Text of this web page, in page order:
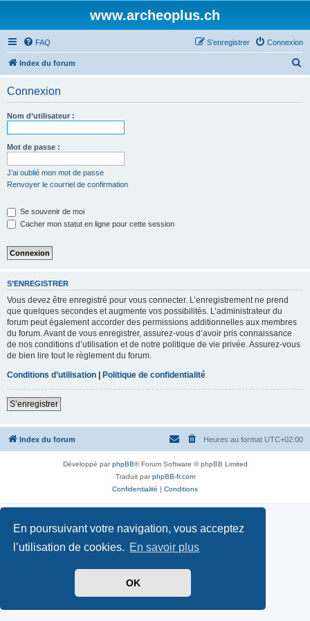
En poursuivant votre navigation, vous acceptez
l’utilisation de cookies. En savoir plus
OK
www.archeoplus.ch
FAQ Connexion
S’enregistrer
Index du forum
Connexion
Nom d’utilisateur :
Mot de passe :
J’ai oublié mon mot de passe
Renvoyer le courriel de confirmation
Se souvenir de moi
Cacher mon statut en ligne pour cette session
S’ENREGISTRER
Vous devez être enregistré pour vous connecter. L’enregistrement ne prend
que quelques secondes et augmente vos possibilités. L’administrateur du
forum peut également accorder des permissions additionnelles aux membres
du forum. Avant de vous enregistrer, assurez-vous d’avoir pris connaissance
de nos conditions d’utilisation et de notre politique de vie privée. Assurez-vous
de bien lire tout le règlement du forum.
Conditions d’utilisation | Politique de confidentialité
S’enregistrer
Index du forum Heures au format UTC+02:00
Développé parphpBB® Forum Software © phpBB Limited
Traduit parphpBB-fr.com
Confidentialité | Conditions